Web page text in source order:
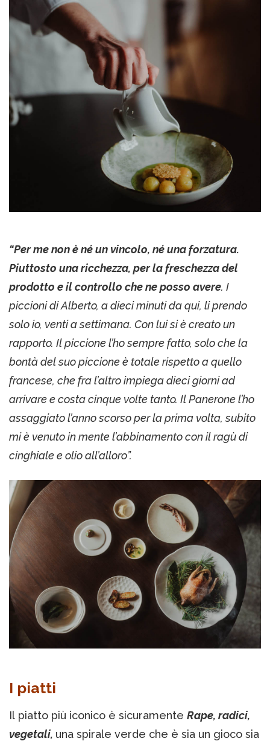
“Per me non è né un vincolo, né una forzatura.
Piuttosto una ricchezza, per la freschezza del
prodotto e il controllo che ne posso avere. I
piccioni di Alberto, a dieci minuti da qui, li prendo
solo io, venti a settimana. Con lui si è creato un
rapporto. Il piccione l’ho sempre fatto, solo che la
bontà del suo piccione è totale rispetto a quello
francese, che fra l’altro impiega dieci giorni ad
arrivare e costa cinque volte tanto. Il Panerone l’ho
assaggiato l’anno scorso per la prima volta, subito
mi è venuto in mente l’abbinamento con il ragù di
cinghiale e olio all’alloro”.
I piatti
Il piatto più iconico è sicuramente Rape, radici,
vegetali, una spirale verde che è sia un gioco sia